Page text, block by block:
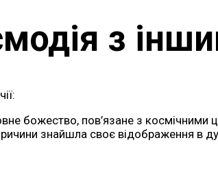
з
божество, пов’язане з космічними
знайшла своє відображення в